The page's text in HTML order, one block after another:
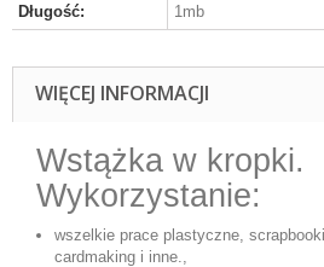
Długość:
1mb
WIĘCEJ INFORMACJI
Wstążka w kropki.
Wykorzystanie:
wszelkie prace plastyczne,
cardmaking i inne.,